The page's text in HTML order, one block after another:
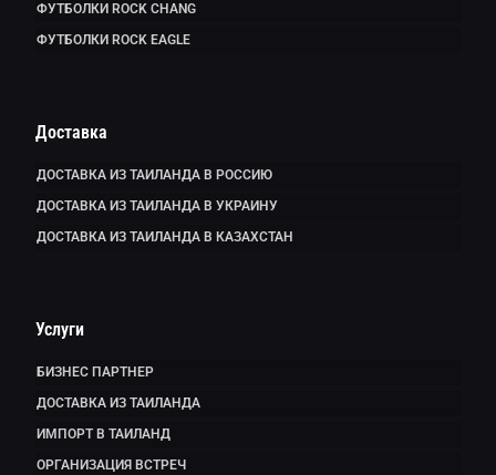
ФУТБОЛКИ ROCK CHANG
ФУТБОЛКИ ROCK EAGLE
Доставка
ДОСТАВКА ИЗ ТАИЛАНДА В РОССИЮ
ДОСТАВКА ИЗ ТАИЛАНДА В УКРАИНУ
ДОСТАВКА ИЗ ТАИЛАНДА В КАЗАХСТАН
Услуги
БИЗНЕС ПАРТНЕР
ДОСТАВКА ИЗ ТАИЛАНДА
ИМПОРТ В ТАИЛАНД
ОРГАНИЗАЦИЯ ВСТРЕЧ